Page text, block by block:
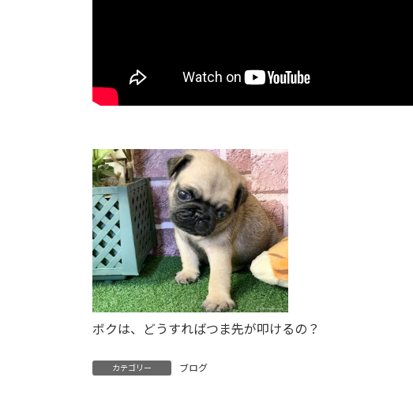
ボクは、どうすればつま先が叩けるの？
カテゴリー ブログ